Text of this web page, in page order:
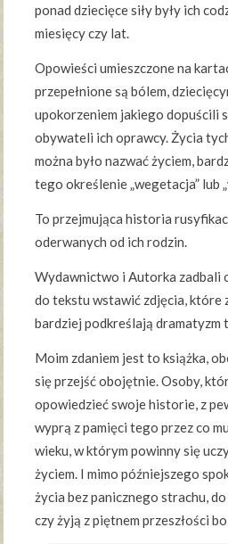
ponad dziecięce siły były ich
miesięcy czy lat.
Opowieści umieszczone na
przepełnione są bólem,
upokorzeniem jakiego dopuścili
obywateli ich oprawcy. Życia
można było nazwać życiem,
tego określenie „wegetacja” lub
To przejmująca historia
oderwanych od ich rodzin.
Wydawnictwo i Autorka zadbali
do tekstu wstawić zdjęcia, które
bardziej podkreślają dramatyzm
Moim zdaniem jest to książka,
się przejść obojętnie. Osoby,
opowiedzieć swoje historie, z
wyprą z pamięci tego przez co
wieku, w którym powinny się
życiem. I mimo późniejszego
życia bez panicznego strachu,
czy żyją z piętnem przeszłości